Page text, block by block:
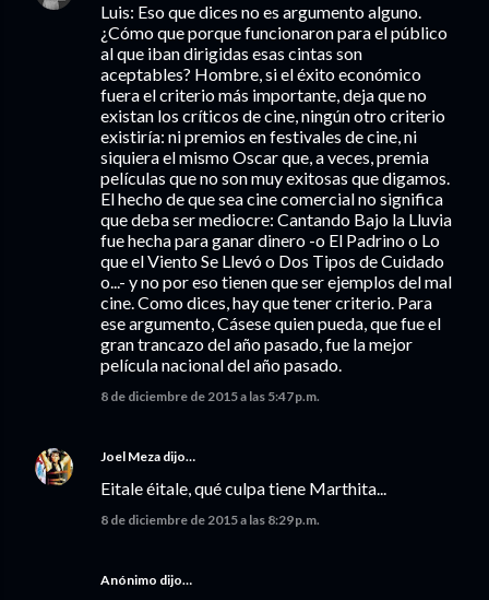
Luis: Eso que dices no es argumento alguno.
¿Cómo que porque funcionaron para el público
al que iban dirigidas esas cintas son
aceptables? Hombre, si el éxito económico
fuera el criterio más importante, deja que no
existan los críticos de cine, ningún otro criterio
existiría: ni premios en festivales de cine, ni
siquiera el mismo Oscar que, a veces, premia
películas que no son muy exitosas que digamos.
El hecho de que sea cine comercial no significa
que deba ser mediocre: Cantando Bajo la Lluvia
fue hecha para ganar dinero -o El Padrino o Lo
que el Viento Se Llevó o Dos Tipos de Cuidado
o...- y no por eso tienen que ser ejemplos del mal
cine. Como dices, hay que tener criterio. Para
ese argumento, Cásese quien pueda, que fue el
gran trancazo del año pasado, fue la mejor
película nacional del año pasado.
8 de diciembre de 2015 a las 5:47 p.m.
Joel Meza dijo…
Eitale éitale, qué culpa tiene Marthita...
8 de diciembre de 2015 a las 8:29 p.m.
Anónimo dijo…